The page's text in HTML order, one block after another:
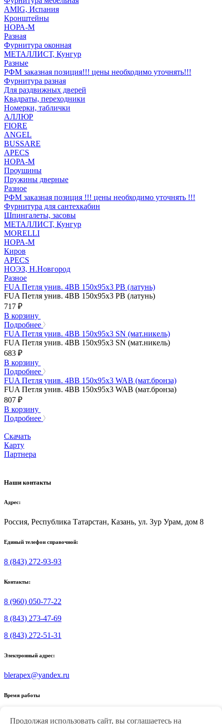
AMIG, Испания
Кронштейны
НОРА-М
Разная
Фурнитура оконная
МЕТАЛЛИСТ, Кунгур
Разные
РФМ заказная позиция!!! цены необходимо уточнять!!!
Фурнитура разная
Для раздвижных дверей
Квадраты, переходники
Номерки, таблички
АЛЛЮР
FIORE
ANGEL
BUSSARE
APECS
НОРА-М
Проушины
Пружины дверные
Разное
РФМ заказная позиция !!! цены необходимо уточнять !!!
Фурнитура для сантехкабин
Шпингалеты, засовы
МЕТАЛЛИСТ, Кунгур
MORELLI
НОРА-М
Киров
APECS
НОЭЗ, Н.Новгород
Разное
FUA Петля унив. 4ВВ 150х95х3 PB (латунь)
FUA Петля унив. 4ВВ 150х95х3 PB (латунь)
717 ₽
В корзину
Подробнее
FUA Петля унив. 4ВВ 150х95х3 SN (мат.никель)
FUA Петля унив. 4ВВ 150х95х3 SN (мат.никель)
683 ₽
В корзину
Подробнее
FUA Петля унив. 4ВВ 150х95х3 WAB (мат.бронза)
FUA Петля унив. 4ВВ 150х95х3 WAB (мат.бронза)
807 ₽
В корзину
Подробнее
Скачать
Карту
Партнера
Наши контакты
Адрес:
Россия, Республика Татарстан, Казань, ул. Зур Урам, дом 8
Единый телефон справочной:
8 (843) 272-93-93
Контакты:
8 (960) 050-77-22
8 (843) 273-47-69
8 (843) 272-51-31
Электронный адрес:
blerapex@yandex.ru
Время работы
Продолжая использовать сайт, вы соглашаетесь на